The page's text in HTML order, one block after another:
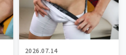
2026.07.14